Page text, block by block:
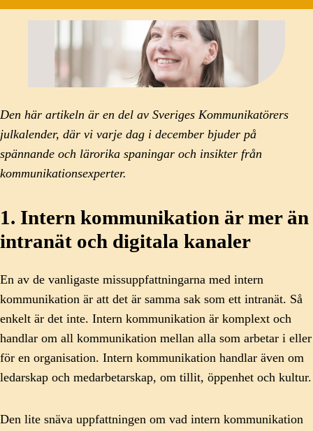
Den här artikeln är en del av Sveriges Kommunikatörers
julkalender, där vi varje dag i december bjuder på
spännande och lärorika spaningar och insikter från
kommunikationsexperter.
1. Intern kommunikation är mer än
intranät och digitala kanaler
En av de vanligaste missuppfattningarna med intern
kommunikation är att det är samma sak som ett intranät. Så
enkelt är det inte. Intern kommunikation är komplext och
handlar om all kommunikation mellan alla som arbetar i eller
för en organisation. Intern kommunikation handlar även om
ledarskap och medarbetarskap, om tillit, öppenhet och kultur.
Den lite snäva uppfattningen om vad intern kommunikation